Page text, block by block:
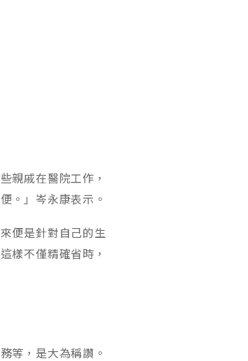
親戚在醫院工作，
。」岑永康表示。
便是針對自己的生
樣不僅精確省時，
等，是大為稱讚。